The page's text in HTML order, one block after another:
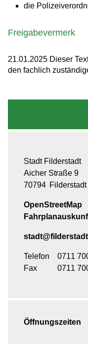
die
Freigabevermerk
21.01.2025 Dieser
den fachlich
Stadt Filderstadt
Aicher Straße 9
70794 Filderstadt
OpenStreetMap
Telefon
0711
Fax
0711
Öffnungszeiten